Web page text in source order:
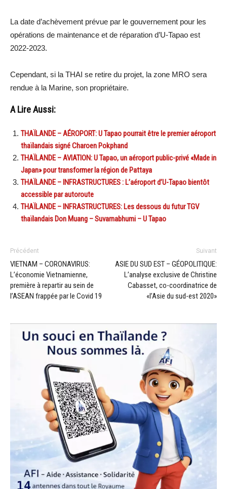
La date d’achèvement prévue par le gouvernement pour les
opérations de maintenance et de réparation d’U-Tapao est
2022-2023.
Cependant, si la THAI se retire du projet, la zone MRO sera
rendue à la Marine, son propriétaire.
A Lire Aussi:
THAÏLANDE – AÉROPORT: U Tapao pourrait être le premier aéroport
thaïlandais signé Charoen Pokphand
THAÏLANDE – AVIATION: U Tapao, un aéroport public-privé «Made in
Japan» pour transformer la région de Pattaya
THAÏLANDE – INFRASTRUCTURES : L’aéroport d’U-Tapao bientôt
accessible par autoroute
THAÏLANDE – INFRASTRUCTURES: Les dessous du futur TGV
thaïlandais Don Muang – Suvarnabhumi – U Tapao
Précédent
VIETNAM – CORONAVIRUS:
L’économie Vietnamienne,
première à repartir au sein de
l’ASEAN frappée par le Covid 19
Suivant
ASIE DU SUD EST – GÉOPOLITIQUE:
L’analyse exclusive de Christine
Cabasset, co-coordinatrice de
«l’Asie du sud-est 2020»